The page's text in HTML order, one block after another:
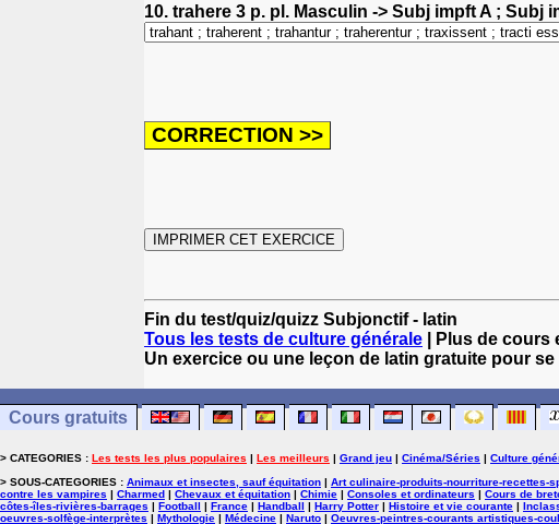
10. trahere 3 p. pl. Masculin -> Subj impft A ; Subj
Fin du test/quiz/quizz Subjonctif - latin
Tous les tests de culture générale | Plus de cours
Un exercice ou une leçon de latin gratuite pour
Cours gratuits
> CATEGORIES : Les tests les plus populaires | Les meilleurs | Grand jeu | Cinéma/Séries | Culture
> SOUS-CATEGORIES : Animaux et insectes, sauf équitation | Art culinaire-produits-nourriture-recettes-
contre les vampires | Charmed | Chevaux et équitation | Chimie | Consoles et ordinateurs | Cours de
côtes-îles-rivières-barrages | Football | France | Handball | Harry Potter | Histoire et vie courante |
oeuvres-solfège-interprètes | Mythologie | Médecine | Naruto | Oeuvres-peintres-courants artistiques-